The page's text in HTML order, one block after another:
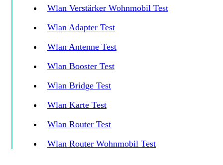
Wlan Verstärker Wohnmobil Test
Wlan Adapter Test
Wlan Antenne Test
Wlan Booster Test
Wlan Bridge Test
Wlan Karte Test
Wlan Router Test
Wlan Router Wohnmobil Test